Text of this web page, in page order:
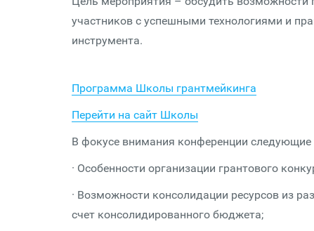
участников с успешными технологиями и
инструмента.
Программа Школы грантмейкинга
Перейти на сайт Школы
В фокусе внимания конференции следующие
· Особенности организации грантового
· Возможности консолидации ресурсов из
счет консолидированного бюджета;